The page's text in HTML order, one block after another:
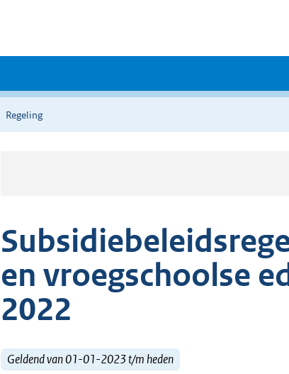
Regeling
en vroegschoolse
2022
Geldend van 01-01-2023 t/m heden